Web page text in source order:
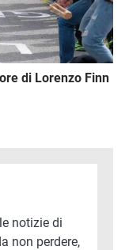
di Lorenzo Finn
notizie di
non perdere,